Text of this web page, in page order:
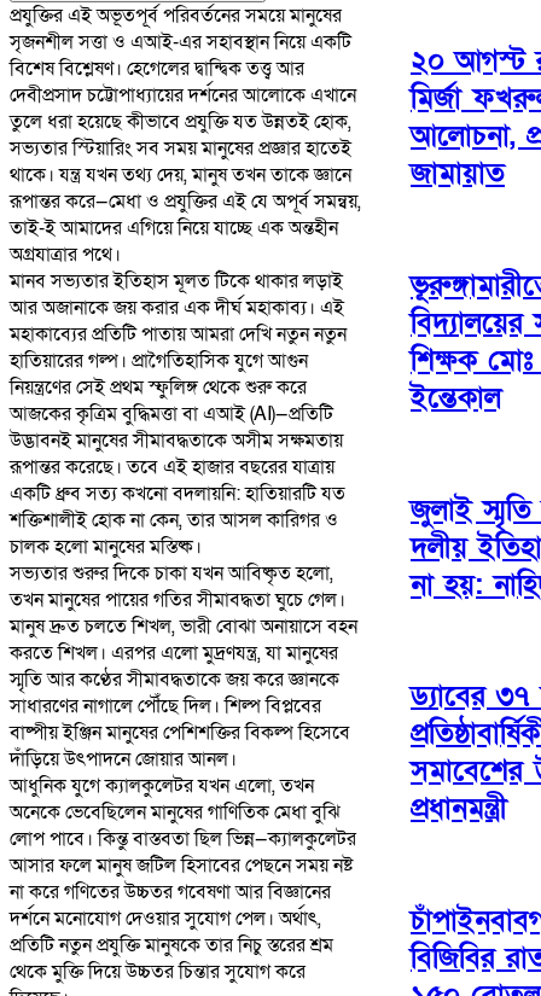
​প্রযুক্তির এই অভূতপূর্ব পরিবর্তনের সময়ে মানুষের
সৃজনশীল সত্তা ও এআই-এর সহাবস্থান নিয়ে একটি
বিশেষ বিশ্লেষণ। হেগেলের দ্বান্দ্বিক তত্ত্ব আর
দেবীপ্রসাদ চট্টোপাধ্যায়ের দর্শনের আলোকে এখানে
তুলে ধরা হয়েছে কীভাবে প্রযুক্তি যত উন্নতই হোক,
সভ্যতার স্টিয়ারিং সব সময় মানুষের প্রজ্ঞার হাতেই
থাকে। যন্ত্র যখন তথ্য দেয়, মানুষ তখন তাকে জ্ঞানে
রূপান্তর করে—মেধা ও প্রযুক্তির এই যে অপূর্ব সমন্বয়,
তাই-ই আমাদের এগিয়ে নিয়ে যাচ্ছে এক অন্তহীন
অগ্রযাত্রার পথে।
​মানব সভ্যতার ইতিহাস মূলত টিকে থাকার লড়াই
আর অজানাকে জয় করার এক দীর্ঘ মহাকাব্য। এই
মহাকাব্যের প্রতিটি পাতায় আমরা দেখি নতুন নতুন
হাতিয়ারের গল্প। প্রাগৈতিহাসিক যুগে আগুন
নিয়ন্ত্রণের সেই প্রথম স্ফুলিঙ্গ থেকে শুরু করে
আজকের কৃত্রিম বুদ্ধিমত্তা বা এআই (AI)—প্রতিটি
উদ্ভাবনই মানুষের সীমাবদ্ধতাকে অসীম সক্ষমতায়
রূপান্তর করেছে। তবে এই হাজার বছরের যাত্রায়
একটি ধ্রুব সত্য কখনো বদলায়নি: হাতিয়ারটি যত
শক্তিশালীই হোক না কেন, তার আসল কারিগর ও
চালক হলো মানুষের মস্তিষ্ক।
​সভ্যতার শুরুর দিকে চাকা যখন আবিষ্কৃত হলো,
তখন মানুষের পায়ের গতির সীমাবদ্ধতা ঘুচে গেল।
মানুষ দ্রুত চলতে শিখল, ভারী বোঝা অনায়াসে বহন
করতে শিখল। এরপর এলো মুদ্রণযন্ত্র, যা মানুষের
স্মৃতি আর কণ্ঠের সীমাবদ্ধতাকে জয় করে জ্ঞানকে
সাধারণের নাগালে পৌঁছে দিল। শিল্প বিপ্লবের
বাষ্পীয় ইঞ্জিন মানুষের পেশিশক্তির বিকল্প হিসেবে
দাঁড়িয়ে উৎপাদনে জোয়ার আনল।
​আধুনিক যুগে ক্যালকুলেটর যখন এলো, তখন
অনেকে ভেবেছিলেন মানুষের গাণিতিক মেধা বুঝি
লোপ পাবে। কিন্তু বাস্তবতা ছিল ভিন্ন—ক্যালকুলেটর
আসার ফলে মানুষ জটিল হিসাবের পেছনে সময় নষ্ট
না করে গণিতের উচ্চতর গবেষণা আর বিজ্ঞানের
দর্শনে মনোযোগ দেওয়ার সুযোগ পেল। অর্থাৎ,
প্রতিটি নতুন প্রযুক্তি মানুষকে তার নিচু স্তরের শ্রম
থেকে মুক্তি দিয়ে উচ্চতর চিন্তার সুযোগ করে
২০ আগস্ট
মির্জা
আলোচনা,
জামায়াত
বিদ্যালয়ের
শিক্ষক
ইন্তেকাল
জুলাই
দলীয়
না হয়:
ড্যাবের
সমাবেশের
প্রধানমন্ত্রী
বিজিবির